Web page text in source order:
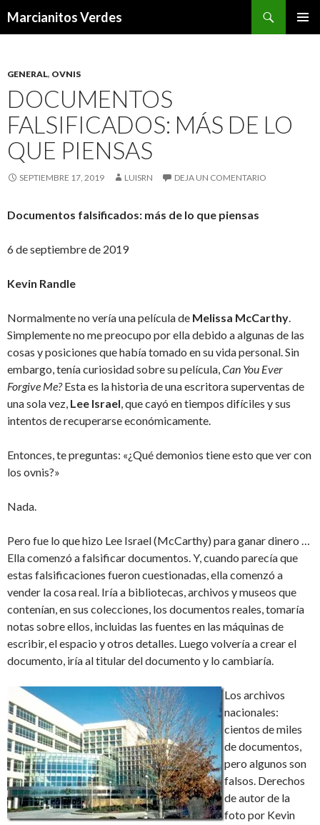
Marcianitos Verdes
GENERAL, OVNIS
DOCUMENTOS
FALSIFICADOS: MÁS DE LO
QUE PIENSAS
SEPTIEMBRE 17, 2019 LUISRN DEJA UN COMENTARIO
Documentos falsificados: más de lo que piensas
6 de septiembre de 2019
Kevin Randle
Normalmente no vería una película de Melissa McCarthy.
Simplemente no me preocupo por ella debido a algunas de las
cosas y posiciones que había tomado en su vida personal. Sin
embargo, tenía curiosidad sobre su película,Can You Ever
Forgive Me?Esta es la historia de una escritora superventas de
una sola vez, Lee Israel, que cayó en tiempos difíciles y sus
intentos de recuperarse económicamente.
Entonces, te preguntas: «¿Qué demonios tiene esto que ver con
los ovnis?»
Nada.
Pero fue lo que hizo Lee Israel (McCarthy) para ganar dinero …
Ella comenzó a falsificar documentos. Y, cuando parecía que
estas falsificaciones fueron cuestionadas, ella comenzó a
vender la cosa real. Iría a bibliotecas, archivos y museos que
contenían, en sus colecciones, los documentos reales, tomaría
notas sobre ellos, incluidas las fuentes en las máquinas de
escribir, el espacio y otros detalles. Luego volvería a crear el
documento, iría al titular del documento y lo cambiaría.
Los archivos
nacionales:
cientos de miles
de documentos,
pero algunos son
falsos. Derechos
de autor de la
foto por Kevin